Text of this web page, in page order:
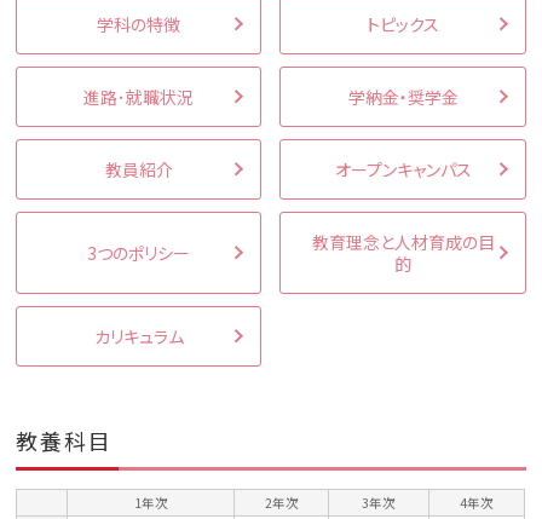
学科の特徴 トピックス
進路･就職状況 学納金・奨学金
教員紹介 オープンキャンパス
3つのポリシー
教育理念と人材育成の目
的
カリキュラム
教養科目
1年次 2年次 3年次 4年次